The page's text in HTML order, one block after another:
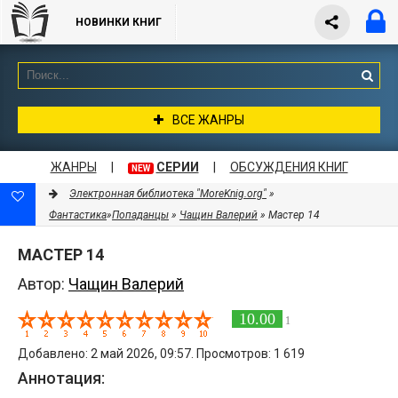
НОВИНКИ КНИГ
ВСЕ ЖАНРЫ
ЖАНРЫ NEW СЕРИИ ОБСУЖДЕНИЯ КНИГ
Электронная библиотека "MoreKnig.org" »
Фантастика»Попаданцы » Чащин Валерий » Мастер 14
МАСТЕР 14
Автор: Чащин Валерий
10.00 1
Добавлено: 2 май 2026, 09:57. Просмотров: 1 619
Аннотация: